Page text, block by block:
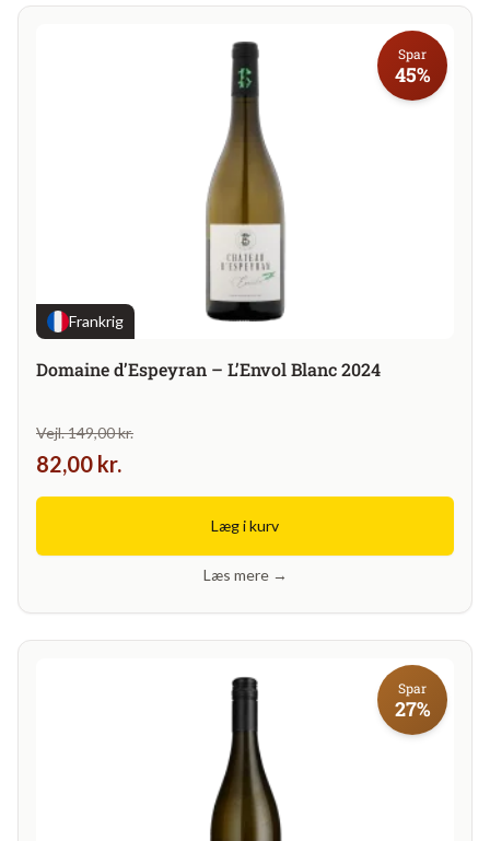
Spar
45%
Frankrig
Domaine d’Espeyran – L’Envol Blanc 2024
Vejl. 149,00 kr.
82,00 kr.
Læg i kurv
Læs mere →
Spar
27%